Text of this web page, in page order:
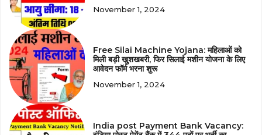
November 1, 2024
Free Silai Machine Yojana: महिलाओं को
मिली बड़ी खुशखबरी, फिर सिलाई मशीन योजना के लिए
आवेदन फॉर्म भरना शुरू
November 1, 2024
India post Payment Bank Vacancy: